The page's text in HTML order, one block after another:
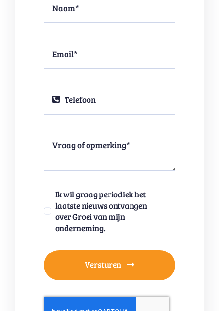
Ik wil graag periodiek het
laatste nieuws ontvangen
over Groei van mijn
onderneming.
Versturen